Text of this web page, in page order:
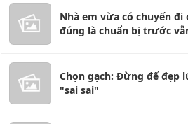
Nhà em vừa có chuyến đi
đúng là chuẩn bị trước
Chọn gạch: Đừng để đẹp
"sai sai"